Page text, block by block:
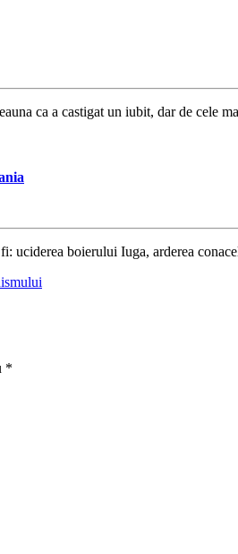
ca a castigat un iubit, dar de cele
uciderea boierului Iuga, arderea
*